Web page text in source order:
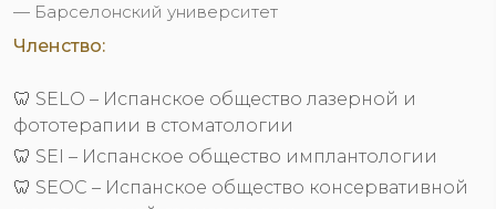
— Барселонский университет
Членство:
🦷 SELO – Испанское общество лазерной и
фототерапии в стоматологии
🦷 SEI – Испанское общество имплантологии
🦷 SEOC – Испанское общество консервативной